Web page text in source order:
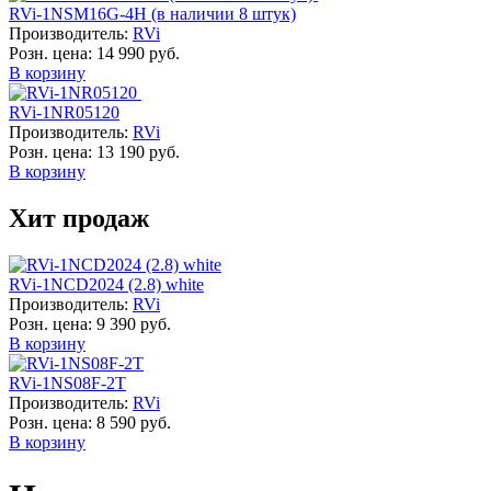
RVi-1NSM16G-4H (в наличии 8 штук)
Производитель: RVi
Розн. цена: 14 990 руб.
В корзину
RVi-1NR05120
Производитель: RVi
Розн. цена: 13 190 руб.
В корзину
Хит продаж
RVi-1NCD2024 (2.8) white
Производитель: RVi
Розн. цена: 9 390 руб.
В корзину
RVi-1NS08F-2T
Производитель: RVi
Розн. цена: 8 590 руб.
В корзину